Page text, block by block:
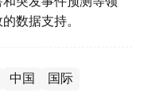
数据支持。
中国 国际